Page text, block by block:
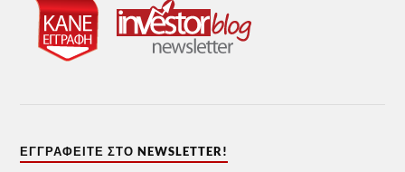
ΕΓΓΡΑΦΕΊΤΕ ΣΤΟ NEWSLETTER!